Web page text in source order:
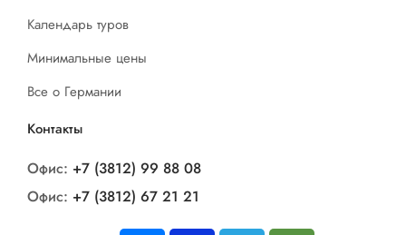
Календарь туров
Минимальные цены
Все о Германии
Контакты
Офис: +7 (3812) 99 88 08
Офис: +7 (3812) 67 21 21